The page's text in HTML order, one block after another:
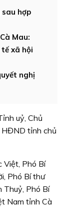
hợp
Mau:
xã hội
nghị
uỷ, Chủ
tỉnh chủ
Việt, Phó Bí
Phó Bí thư
Thuỷ, Phó Bí
Nam tỉnh Cà